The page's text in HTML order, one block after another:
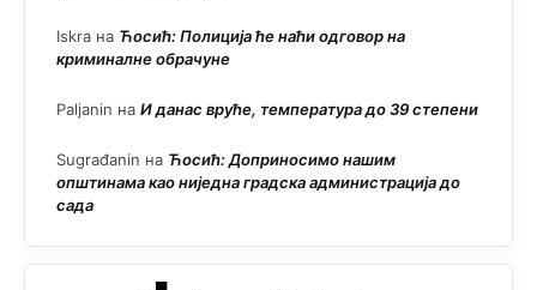
Iskra на Ћосић: Полиција ће наћи одговор на
криминалне обрачуне
Paljanin на И данас вруће, температура до 39 степени
Sugrađanin на Ћосић: Доприносимо нашим
општинама као ниједна градска администрација до
сада